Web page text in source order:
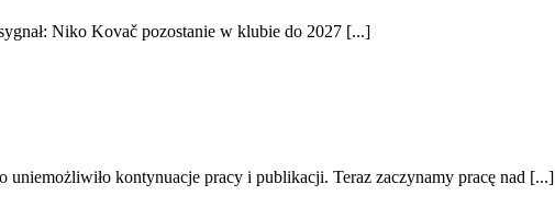
Niko Kovač pozostanie w klubie do 2027 [...]
uniemożliwiło kontynuacje pracy i publikacji. Teraz zaczynamy pracę nad [...]